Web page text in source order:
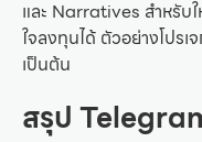
และ Narratives สำหรับ
ใจลงทุนได้ ตัวอย่างโปร
เป็นต้น
สรุป